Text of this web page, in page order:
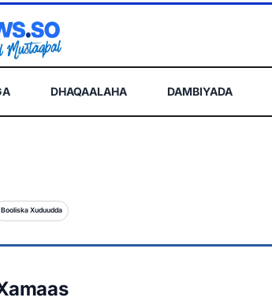
DHAQAALAHA DAMBIYADA
Booliska Xuduudda